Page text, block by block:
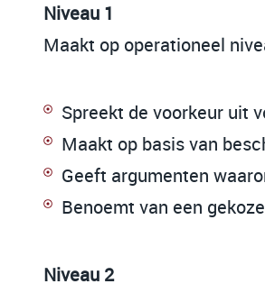
Niveau 1
Maakt op operationeel
Spreekt de voorkeur uit
Maakt op basis van
Geeft argumenten
Benoemt van een
Niveau 2